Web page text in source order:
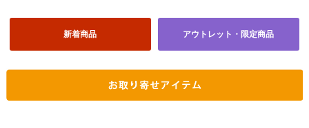
新着商品 アウトレット・限定商品